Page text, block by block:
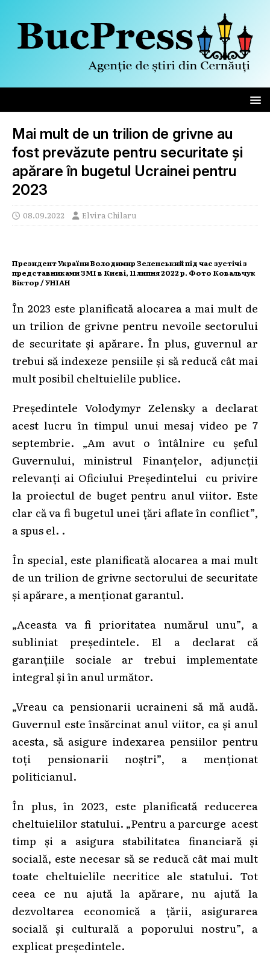
Mai mult de un trilion de grivne au
fost prevăzute pentru securitate și
apărare în bugetul Ucrainei pentru
2023
08.09.2022 Elvira Chilaru
Президент України Володимир Зеленський під час зустічі з
представниками ЗМІ в Києві, 11 липня 2022 р. Фото Ковальчук
Віктор / УНІАН
În 2023 este planificată alocarea a mai mult de
un trilion de grivne pentru nevoile sectorului
de securitate și apărare. În plus, guvernul ar
trebui să indexeze pensiile și să reducă cât mai
mult posibil cheltuielile publice.
Președintele Volodymyr Zelensky a declarat
acest lucru în timpul unui mesaj video pe 7
septembrie. „Am avut o întâlnire cu şeful
Guvernului, ministrul Finanţelor, adjuncţii
relevanţi ai Oficiului Președintelui cu privire
la proiectul de buget pentru anul viitor. Este
clar că va fi bugetul unei ţări aflate în conflict”,
a spus el. .
În special, este planificată alocarea a mai mult
de un trilion de grivne sectorului de securitate
și apărare, a menționat garantul.
„Aceasta va fi prioritatea numărul unu”, a
subliniat președintele. El a declarat că
garanțiile sociale ar trebui implementate
integral și în anul următor.
„Vreau ca pensionarii ucraineni să mă audă.
Guvernul este însărcinat anul viitor, ca și anul
acesta, să asigure indexarea pensiilor pentru
toți pensionarii noștri”, a menționat
politicianul.
În plus, în 2023, este planificată reducerea
cheltuielilor statului. „Pentru a parcurge acest
timp și a asigura stabilitatea financiară și
socială, este necesar să se reducă cât mai mult
toate cheltuielile necritice ale statului. Tot
ceea ce nu ajută la apărare, nu ajută la
dezvoltarea economică a țării, asigurarea
socială și culturală a poporului nostru”, a
explicat președintele.